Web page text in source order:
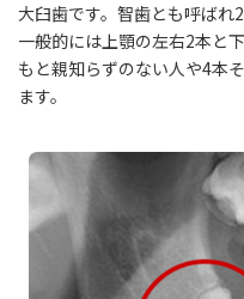
大臼歯です。智歯とも呼ばれ
一般的には上顎の左右2本と
もと親知らずのない人や4本
ます。